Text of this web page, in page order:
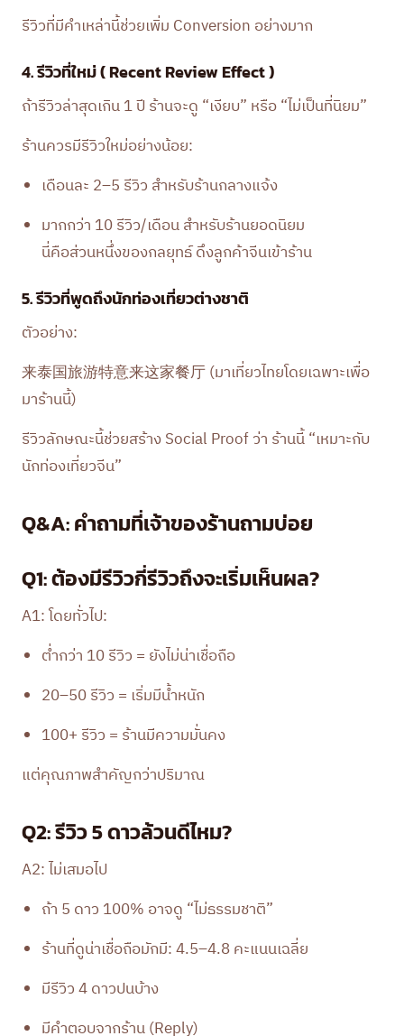
รีวิวที่มีคำเหล่านี้ช่วยเพิ่ม Conversion อย่างมาก
4. รีวิวที่ใหม่ ( Recent Review Effect )
ถ้ารีวิวล่าสุดเกิน 1 ปี ร้านจะดู “เงียบ” หรือ “ไม่เป็นที่นิยม”
ร้านควรมีรีวิวใหม่อย่างน้อย:
เดือนละ 2–5 รีวิว สำหรับร้านกลางแจ้ง
มากกว่า 10 รีวิว/เดือน สำหรับร้านยอดนิยม
นี่คือส่วนหนึ่งของกลยุทธ์ ดึงลูกค้าจีนเข้าร้าน
5. รีวิวที่พูดถึงนักท่องเที่ยวต่างชาติ
ตัวอย่าง:
来泰国旅游特意来这家餐厅 (มาเที่ยวไทยโดยเฉพาะเพื่อ
มาร้านนี้)
รีวิวลักษณะนี้ช่วยสร้าง Social Proof ว่า ร้านนี้ “เหมาะกับ
นักท่องเที่ยวจีน”
Q&A: คำถามที่เจ้าของร้านถามบ่อย
Q1: ต้องมีรีวิวกี่รีวิวถึงจะเริ่มเห็นผล?
A1: โดยทั่วไป:
ต่ำกว่า 10 รีวิว = ยังไม่น่าเชื่อถือ
20–50 รีวิว = เริ่มมีน้ำหนัก
100+ รีวิว = ร้านมีความมั่นคง
แต่คุณภาพสำคัญกว่าปริมาณ
Q2: รีวิว 5 ดาวล้วนดีไหม?
A2: ไม่เสมอไป
ถ้า 5 ดาว 100% อาจดู “ไม่ธรรมชาติ”
ร้านที่ดูน่าเชื่อถือมักมี: 4.5–4.8 คะแนนเฉลี่ย
มีรีวิว 4 ดาวปนบ้าง
มีคำตอบจากร้าน (Reply)